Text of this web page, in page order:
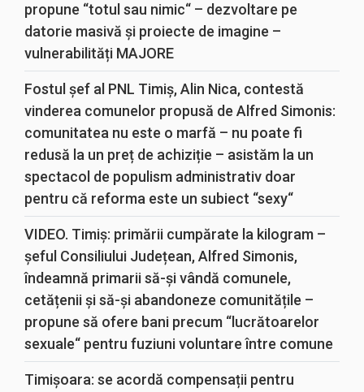
propune “totul sau nimic“ – dezvoltare pe
datorie masivă și proiecte de imagine –
vulnerabilități MAJORE
Fostul șef al PNL Timiș, Alin Nica, contestă
vinderea comunelor propusă de Alfred Simonis:
comunitatea nu este o marfă – nu poate fi
redusă la un preț de achiziție – asistăm la un
spectacol de populism administrativ doar
pentru că reforma este un subiect “sexy“
VIDEO. Timiș: primării cumpărate la kilogram –
șeful Consiliului Județean, Alfred Simonis,
îndeamnă primarii să-și vândă comunele,
cetățenii și să-și abandoneze comunitățile –
propune să ofere bani precum “lucrătoarelor
sexuale“ pentru fuziuni voluntare între comune
Timișoara: se acordă compensații pentru